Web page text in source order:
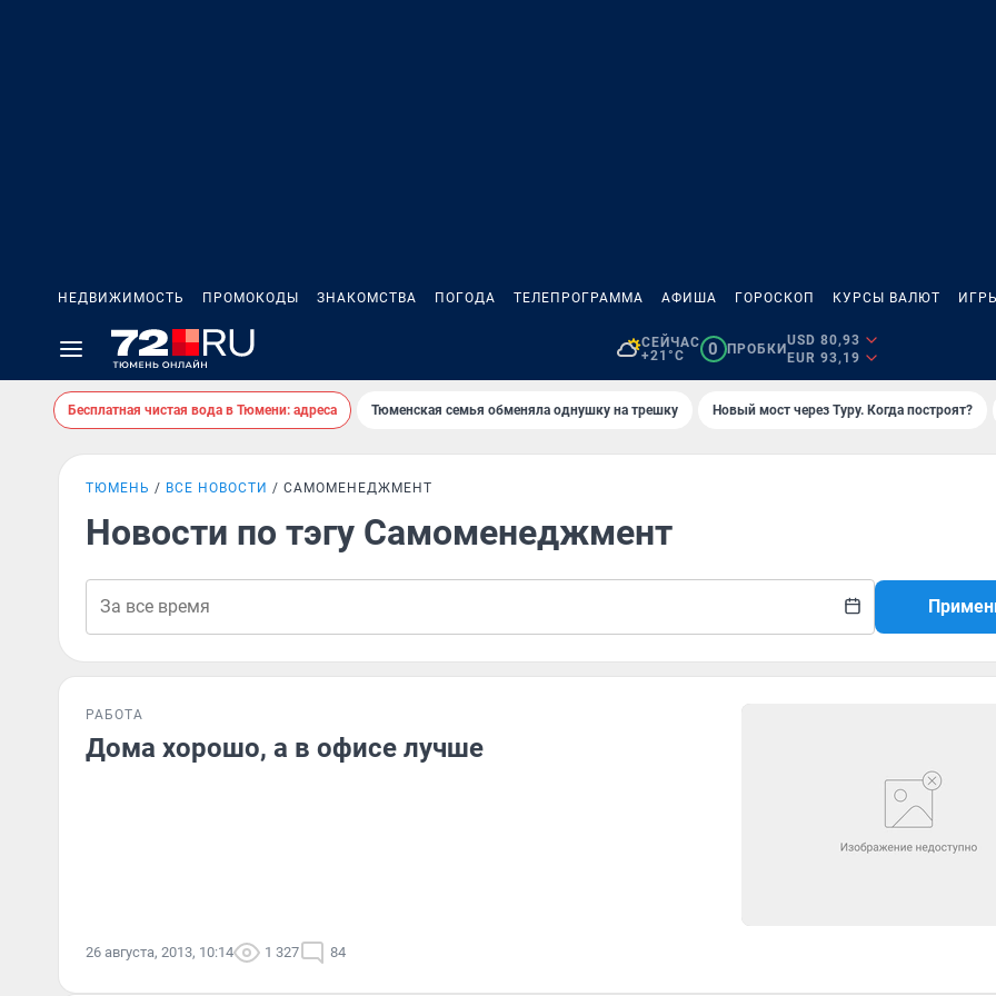
НЕДВИЖИМОСТЬ ПРОМОКОДЫ ЗНАКОМСТВА ПОГОДА ТЕЛЕПРОГРАММА АФИША ГОРОСКОП КУРСЫ ВАЛЮТ
СЕЙЧАС
+21°C
0 ПРОБКИ
USD 80,93
EUR 93,19
Бесплатная чистая вода в Тюмени: адреса Тюменская семья обменяла однушку на трешку Новый мост через Туру. Когда построят?
ТЮМЕНЬ ВСЕ НОВОСТИ САМОМЕНЕДЖМЕНТ
Новости по тэгу Самоменеджмент
РАБОТА
Дома хорошо, а в офисе лучше
26 августа, 2013, 10:14 1 327 84